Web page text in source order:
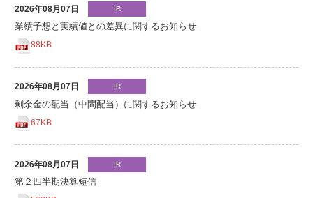
2026年08月07日 IR
業績予想と実績値との差異に関するお知らせ
88KB
2026年08月07日 IR
剰余金の配当（中間配当）に関するお知らせ
67KB
2026年08月07日 IR
第２四半期決算短信